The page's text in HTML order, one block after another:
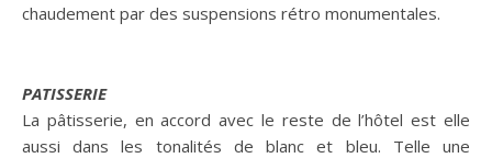
chaudement par des suspensions rétro monumentales.
PATISSERIE
La pâtisserie, en accord avec le reste de l’hôtel est elle
aussi dans les tonalités de blanc et bleu. Telle une